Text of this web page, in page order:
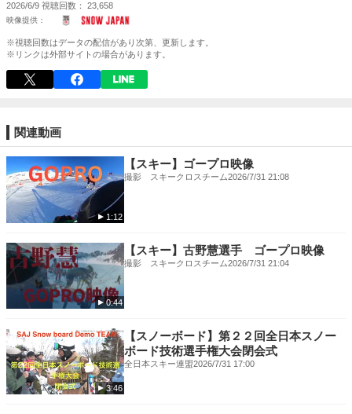
2026/6/9 視聴回数 23,658
※視聴回数はデータの配信があり次第、更新します。
※リンクは外部サイトの場合があります。
関連動画
1:12
【スキー】ゴープロ映像
撮影 スキークロスチーム2026/7/31 21:08
0:44
【スキー】古野慧選手 ゴープロ映像
撮影 スキークロスチーム2026/7/31 21:04
3:46
【スノーボード】第２２回全日本スノー
ボード技術選手権大会閉会式
全日本スキー連盟2026/7/31 17:00